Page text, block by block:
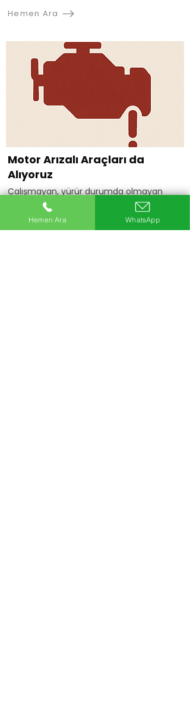
Hemen Ara
Motor Arızalı Araçları da
Alıyoruz
Çalışmayan, yürür durumda olmayan
veya motoru arızalı araçlarınızı da
değerlendiriyoruz.
Hemen Ara
Hemen Ara WhatsApp